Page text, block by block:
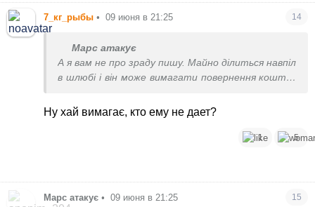
7_кг_рыбы • 09 июня в 21:25 14
Марс атакує
А я вам не про зраду пишу. Майно ділиться навпіл
в шлюбі і він може вимагати повернення коштів.
Ну хай вимагає, кто ему не дает?
1 5
Марс атакує • 09 июня в 21:25 15